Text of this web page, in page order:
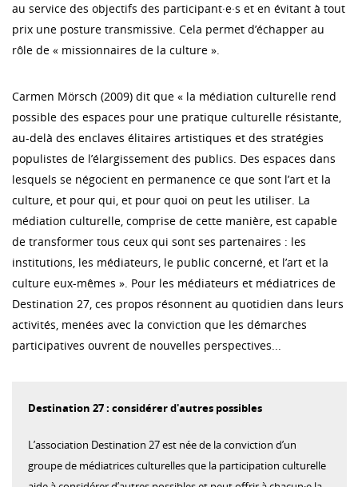
au service des objectifs des participant·e·s et en évitant à tout
prix une posture transmissive. Cela permet d’échapper au
rôle de « missionnaires de la culture ».
Carmen Mörsch (2009) dit que « la médiation culturelle rend
possible des espaces pour une pratique culturelle résistante,
au-delà des enclaves élitaires artistiques et des stratégies
populistes de l’élargissement des publics. Des espaces dans
lesquels se négocient en permanence ce que sont l’art et la
culture, et pour qui, et pour quoi on peut les utiliser. La
médiation culturelle, comprise de cette manière, est capable
de transformer tous ceux qui sont ses partenaires : les
institutions, les médiateurs, le public concerné, et l’art et la
culture eux-mêmes ». Pour les médiateurs et médiatrices de
Destination 27, ces propos résonnent au quotidien dans leurs
activités, menées avec la conviction que les démarches
participatives ouvrent de nouvelles perspectives...
Destination 27 : considérer d'autres possibles
L’association Destination 27 est née de la conviction d’un
groupe de médiatrices culturelles que la participation culturelle